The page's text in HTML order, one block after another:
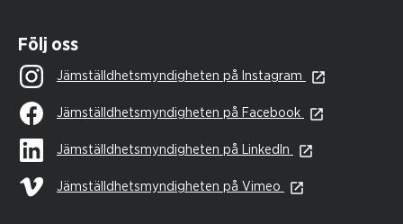
Följ oss
Jämställdhetsmyndigheten på Instagram
Jämställdhetsmyndigheten på Facebook
Jämställdhetsmyndigheten på LinkedIn
Jämställdhetsmyndigheten på Vimeo